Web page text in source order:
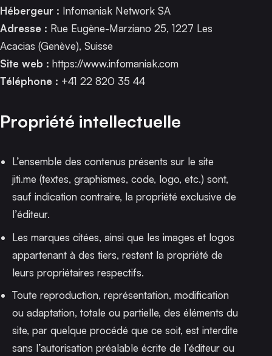
Hébergeur : Infomaniak Network SA
Adresse : Rue Eugène-Marziano 25, 1227 Les
Acacias (Genève), Suisse
Site web : https://www.infomaniak.com
Téléphone : +41 22 820 35 44
Propriété intellectuelle
L’ensemble des contenus présents sur le site
jiti.me (textes, graphismes, code, logo, etc.) sont,
sauf indication contraire, la propriété exclusive de
l’éditeur.
Les marques citées, ainsi que les images et logos
appartenant à des tiers, restent la propriété de
leurs propriétaires respectifs.
Toute reproduction, représentation, modification
ou adaptation, totale ou partielle, des éléments du
site, par quelque procédé que ce soit, est interdite
sans l’autorisation préalable écrite de l’éditeur ou